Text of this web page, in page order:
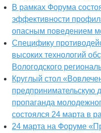
В рамках Форума
эффективности
опасным поведением
Специфику
высоких технологий
Вологодского
Круглый стол
предпринимательскую
пропаганда
состоялся 24 марта в
24 марта на Форуме